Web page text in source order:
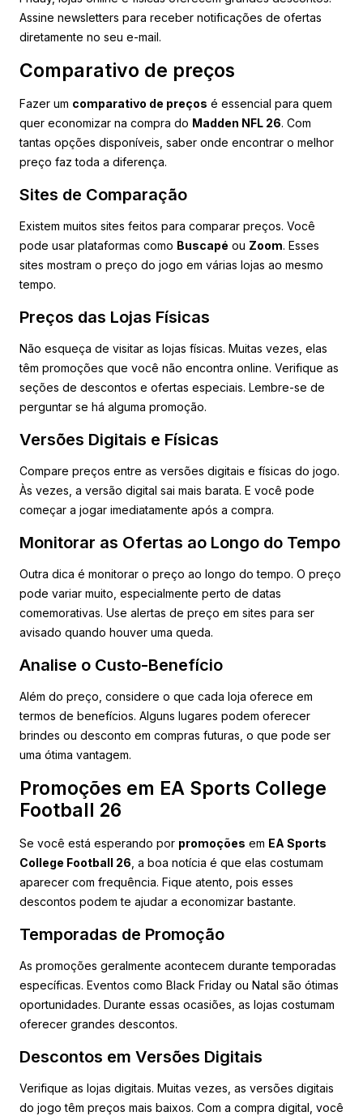
Assine newsletters para receber notificações de ofertas
diretamente no seu e-mail.
Comparativo de preços
Fazer um comparativo de preços é essencial para quem
quer economizar na compra do Madden NFL 26. Com
tantas opções disponíveis, saber onde encontrar o melhor
preço faz toda a diferença.
Sites de Comparação
Existem muitos sites feitos para comparar preços. Você
pode usar plataformas como Buscapé ou Zoom. Esses
sites mostram o preço do jogo em várias lojas ao mesmo
tempo.
Preços das Lojas Físicas
Não esqueça de visitar as lojas físicas. Muitas vezes, elas
têm promoções que você não encontra online. Verifique as
seções de descontos e ofertas especiais. Lembre-se de
perguntar se há alguma promoção.
Versões Digitais e Físicas
Compare preços entre as versões digitais e físicas do jogo.
Às vezes, a versão digital sai mais barata. E você pode
começar a jogar imediatamente após a compra.
Monitorar as Ofertas ao Longo do Tempo
Outra dica é monitorar o preço ao longo do tempo. O preço
pode variar muito, especialmente perto de datas
comemorativas. Use alertas de preço em sites para ser
avisado quando houver uma queda.
Analise o Custo-Benefício
Além do preço, considere o que cada loja oferece em
termos de benefícios. Alguns lugares podem oferecer
brindes ou desconto em compras futuras, o que pode ser
uma ótima vantagem.
Promoções em EA Sports College
Football 26
Se você está esperando por promoções em EA Sports
College Football 26 , a boa notícia é que elas costumam
aparecer com frequência. Fique atento, pois esses
descontos podem te ajudar a economizar bastante.
Temporadas de Promoção
As promoções geralmente acontecem durante temporadas
específicas. Eventos como Black Friday ou Natal são ótimas
oportunidades. Durante essas ocasiões, as lojas costumam
oferecer grandes descontos.
Descontos em Versões Digitais
Verifique as lojas digitais. Muitas vezes, as versões digitais
do jogo têm preços mais baixos. Com a compra digital, você